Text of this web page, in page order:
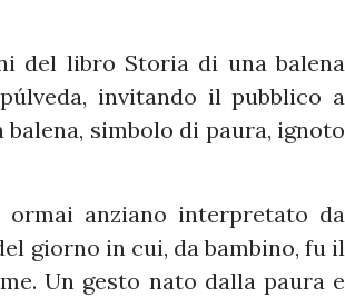
del libro Storia di una balena
invitando il pubblico a
simbolo di paura, ignoto
anziano interpretato da
giorno in cui, da bambino, fu il
Un gesto nato dalla paura e